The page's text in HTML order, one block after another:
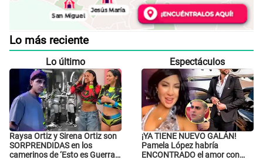
Lo más reciente
Lo último
Raysa Ortiz y Sirena Ortiz son
SORPRENDIDAS en los
camerinos de ‘Esto es Guerra’
Espectáculos
¡YA TIENE NUEVO GALÁN!
Pamela López habría
ENCONTRADO el amor con